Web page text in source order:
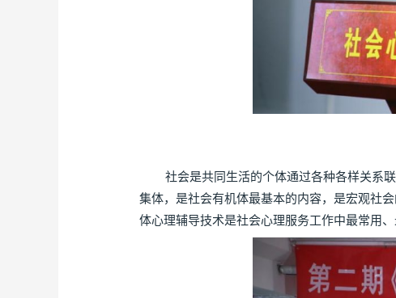
社会是共同生活的个体通过各种各样关系联
集体，是社会有机体最基本的内容，是宏观社
体心理辅导技术是社会心理服务工作中最常用、